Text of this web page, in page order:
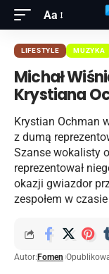
Aa
LIFESTYLE MUZYKA
Michał
Krystiana
Krystian Ochman
z dumą
Szanse wokalisty
reprezentował
okazji gwiazdor
zespołem w
Autor: Fomen